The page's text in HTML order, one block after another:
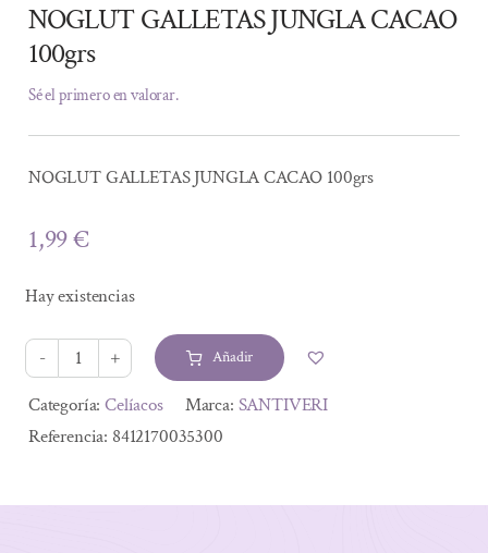
NOGLUT GALLETAS JUNGLA CACAO
100grs
Sé el primero en valorar.
NOGLUT GALLETAS JUNGLA CACAO 100grs
1,99€
Hay existencias
NOGLUT
GALLETAS
JUNGLA
Añadir
Alternative:
Categoría:Celíacos Marca: SANTIVERI
Referencia: 8412170035300